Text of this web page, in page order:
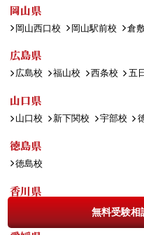
無料受験相
岡山県
岡山西口校 岡山駅前校 倉
広島県
広島校 福山校 西条校 五
山口県
山口校 新下関校 宇部校
徳島県
徳島校
香川県
観音寺校